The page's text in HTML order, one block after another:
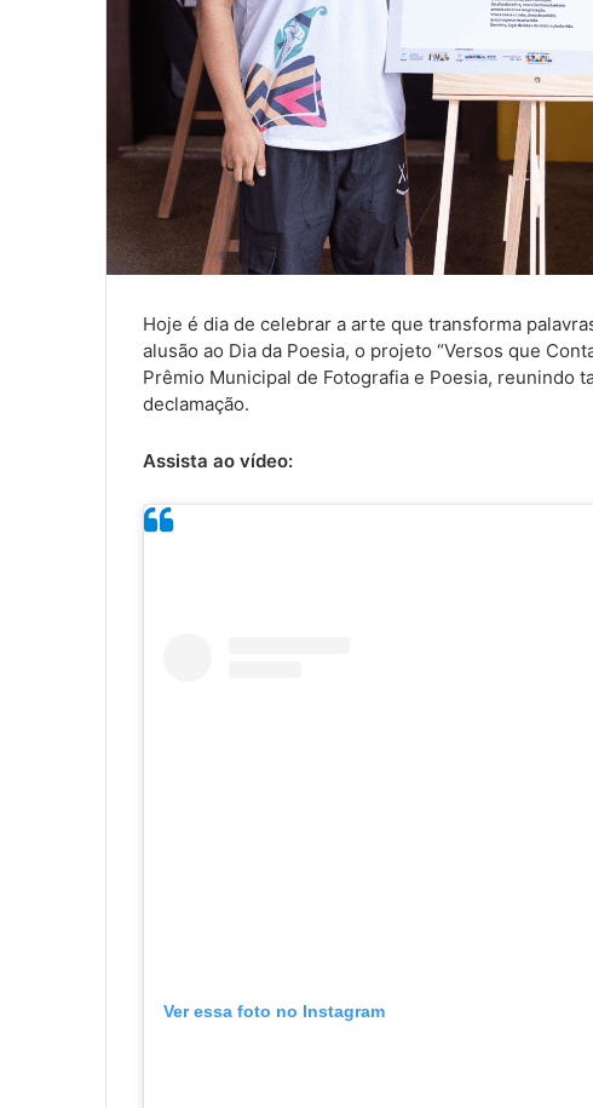
Hoje é dia de celebrar a arte que transforma
alusão ao Dia da Poesia, o projeto “Versos que
Prêmio Municipal de Fotografia e Poesia, reunindo
declamação.
Assista ao vídeo:
Ver essa foto no Instagram